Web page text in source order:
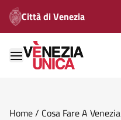
Città di Venezia
Home/ Cosa Fare A Venezia